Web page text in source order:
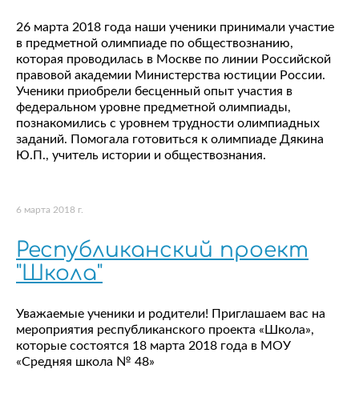
26 марта 2018 года наши ученики принимали участие
в предметной олимпиаде по обществознанию,
которая проводилась в Москве по линии Российской
правовой академии Министерства юстиции России.
Ученики приобрели бесценный опыт участия в
федеральном уровне предметной олимпиады,
познакомились с уровнем трудности олимпиадных
заданий. Помогала готовиться к олимпиаде Дякина
Ю.П., учитель истории и обществознания.
6 марта 2018 г.
Республиканский проект
"Школа"
Уважаемые ученики и родители! Приглашаем вас на
мероприятия республиканского проекта «Школа»,
которые состоятся 18 марта 2018 года в МОУ
«Средняя школа № 48»